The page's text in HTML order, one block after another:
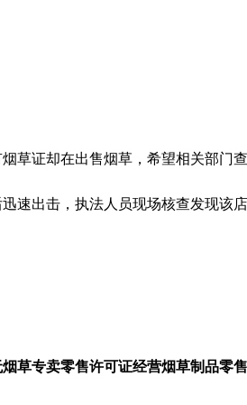
草证却在出售烟草，希望相关部门查
速出击，执法人员现场核查发现
烟草专卖零售许可证经营烟草制品零